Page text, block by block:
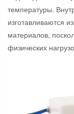
температуры.
изготавливаются
материалов,
физических